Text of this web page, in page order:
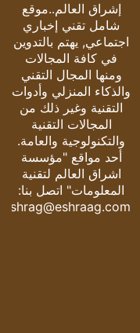
إشراق العالم..موقع
شامل تقني إخباري
اجتماعي, يهتم بالتدوين
في كافة المجالات
ومنها المجال التقني
والذكاء المنزلي وأدوات
التقنية وغير ذلك من
المجالات التقنية
والتكنولوجية والعامة.
أحد مواقع "مؤسسة
اشراق العالم لتقنية
المعلومات" اتصل بنا:
eshrag@eshraag.com